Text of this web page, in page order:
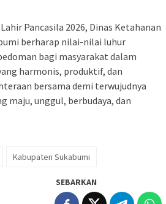
Pancasila 2026, Dinas Ketahanan
berharap nilai-nilai luhur
bagi masyarakat dalam
harmonis, produktif, dan
bersama demi terwujudnya
maju, unggul, berbudaya, dan
Kabupaten Sukabumi
SEBARKAN